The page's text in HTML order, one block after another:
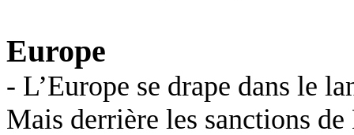
Europe
- L’Europe se drape dans le
Mais derrière les sanctions